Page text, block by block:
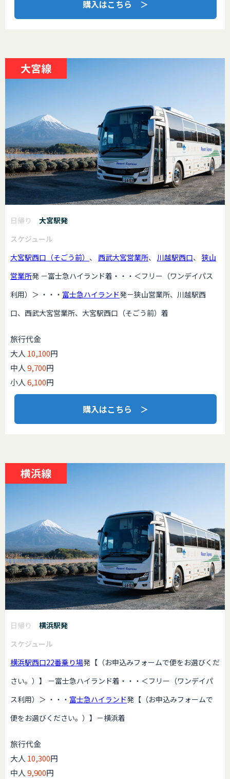
購入はこちら ＞
大宮線
日帰り
大宮駅発
スケジュール
大宮駅西口（そごう前） 、 西武大宮営業所、 川越駅西口、 狭山
営業所発 －富士急ハイランド着・・・＜フリー（ワンデイパス
利用）＞ ・・・ 富士急ハイランド発－狭山営業所、川越駅西
口、西武大宮営業所、大宮駅西口（そごう前）着
旅行代金
大人 10,100円
中人 9,700円
小人 6,100円
購入はこちら ＞
横浜線
日帰り
横浜駅発
スケジュール
横浜駅西口22番乗り場発【（お申込みフォームで便をお選びくだ
さい。）】 －富士急ハイランド着・・・＜フリー（ワンデイパ
ス利用）＞ ・・・ 富士急ハイランド発【（お申込みフォームで
便をお選びください。）】－横浜着
旅行代金
大人 10,300円
中人9,900円